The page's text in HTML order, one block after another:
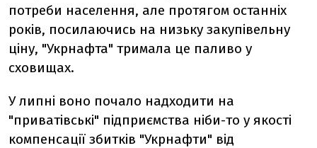
потреби населення, але протягом останніх
років, посилаючись на низьку закупівельну
ціну, "Укрнафта" тримала це паливо у
сховищах.
У липні воно почало надходити на
"приватівські" підприємства ніби-то у якості
компенсації збитків "Укрнафти" від